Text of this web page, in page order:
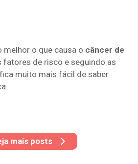
melhor o que causa o câncer de
fatores de risco e seguindo as
muito mais fácil de saber
mais posts